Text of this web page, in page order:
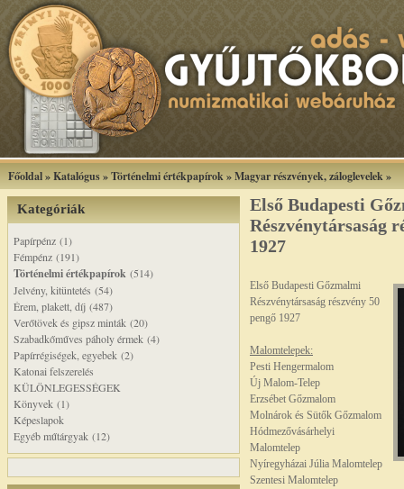
Főoldal»Katalógus»Történelmi értékpapírok»Magyar részvények, záloglevelek»
Kategóriák
Papírpénz (1)
Fémpénz (191)
Történelmi értékpapírok (514)
Jelvény, kitüntetés (54)
Érem, plakett, díj (487)
Verőtövek és gipsz minták (20)
Szabadkőműves páholy érmek (4)
Papírrégiségek, egyebek (2)
Katonai felszerelés
KÜLÖNLEGESSÉGEK
Könyvek (1)
Képeslapok
Egyéb műtárgyak (12)
Első Budapesti
Részvénytársaság
1927
Első Budapesti Gőzmalmi
Részvénytársaság részvény 50
pengő 1927
Malomtelepek:
Pesti Hengermalom
Új Malom-Telep
Erzsébet Gőzmalom
Molnárok és Sütők Gőzmalom
Hódmezővásárhelyi
Malomtelep
Nyíregyházai Júlia Malomtelep
Szentesi Malomtelep